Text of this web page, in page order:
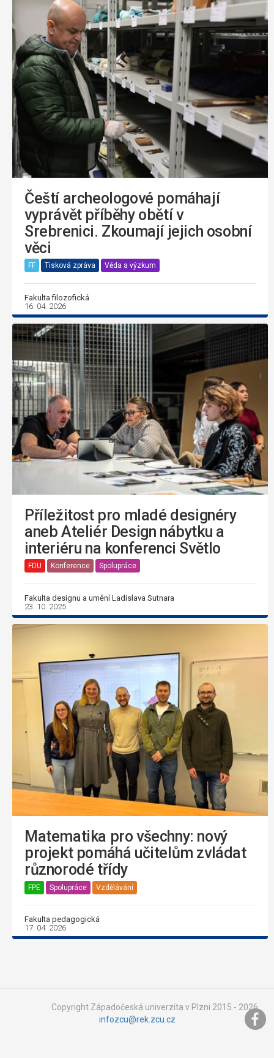
Čeští archeologové pomáhají
vyprávět příběhy obětí v
Srebrenici. Zkoumají jejich osobní
věci
FF Tisková zpráva Věda a výzkum
Fakulta filozofická
16. 04. 2026
Příležitost pro mladé designéry
aneb Ateliér Design nábytku a
interiéru na konferenci Světlo
FDU Konference Spolupráce
Fakulta designu a umění Ladislava Sutnara
23. 10. 2025
Matematika pro všechny: nový
projekt pomáhá učitelům zvládat
různorodé třídy
FPE Spolupráce Vzdělávání
Fakulta pedagogická
17. 04. 2026
Copyright Západočeská univerzita v Plzni 2015 - 2026,
infozcu@rek.zcu.cz